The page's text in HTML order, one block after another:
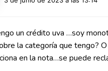
un crédito uva …soy
la categoría que tengo?
en la nota…se puede